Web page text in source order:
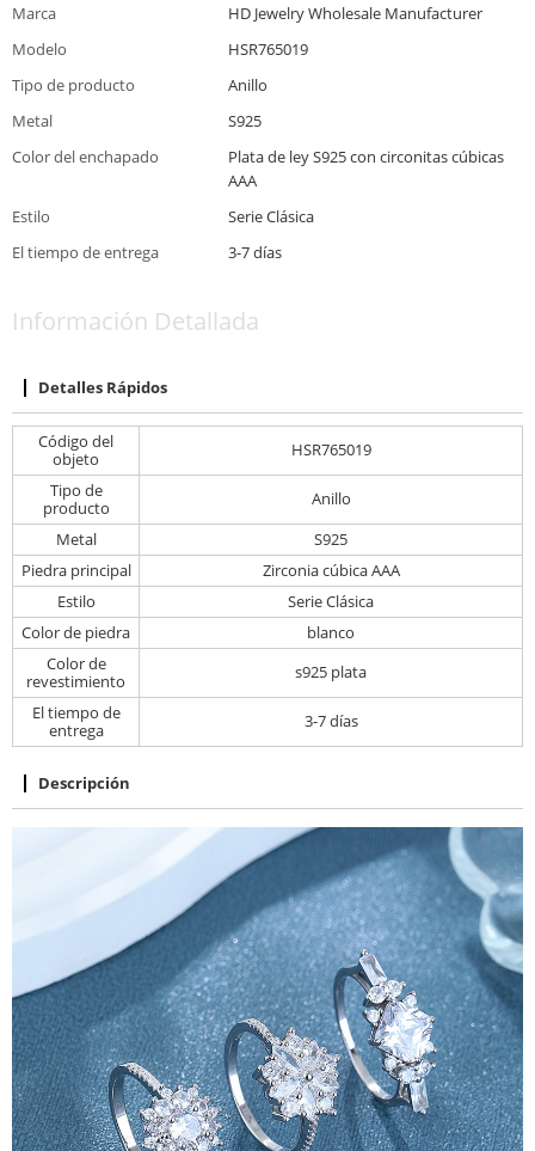
Marca
HD Jewelry Wholesale Manufacturer
Modelo
HSR765019
Tipo de producto
Anillo
Metal
S925
Color del enchapado
Plata de ley S925 con circonitas cúbicas
AAA
Estilo
Serie Clásica
El tiempo de entrega
3-7 días
Información Detallada
Detalles Rápidos
Código del
objeto
HSR765019
Tipo de
producto
Anillo
Metal
S925
Piedra principal
Zirconia cúbica AAA
Estilo
Serie Clásica
Color de piedra
blanco
Color de
revestimiento
s925 plata
El tiempo de
entrega
3-7 días
Descripción